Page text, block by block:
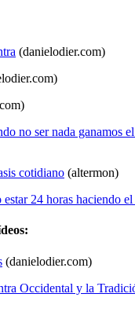
(danielodier.com)
no ser nada ganamos
cotidiano (altermon)
24 horas haciendo
(danielodier.com)
Occidental y la